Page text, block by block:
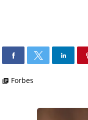
library_books Forbes